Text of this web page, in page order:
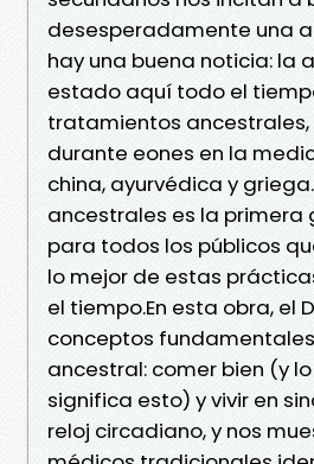
desesperadamente una
hay una buena noticia: la
estado aquí todo el
tratamientos ancestrales,
durante eones en la
china, ayurvédica y
ancestrales es la
para todos los públicos
lo mejor de estas
el tiempo.En esta obra, el
conceptos
ancestral: comer bien (y
significa esto) y vivir en
reloj circadiano, y nos